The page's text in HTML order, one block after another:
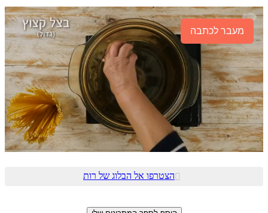
מעבר לכתבה
הצטרפו אל הבלוג של רות